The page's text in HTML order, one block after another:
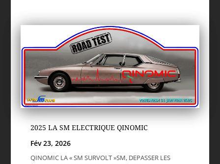
2025 LA SM ELECTRIQUE QINOMIC
Fév 23, 2026
QINOMIC LA « SM SURVOLT »SM, DEPASSER LES